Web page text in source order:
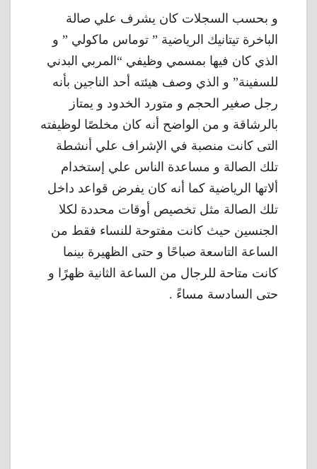
و بحسب السجلات كان يشرف علي صالة
الباخرة تيتانيك الرياضية ” توماس ماكولي ” و
الذي كان فيها بمسمي وظيفي “المربي البدني
للسفينة” و الذي وصف هيئته أحد الناجين بأنه
رجل صغير الحجم و متورد الخدود و يمتاز
بالرشاقة و من الواضح أنه كان مخلصًا لوظيفته
التى كانت منصبة في الإشراف علي أنشطة
تلك الصالة و مساعدة الناس علي إستخدام
ألاتها الرياضية كما أنه كان يفرض قواعد داخل
تلك الصالة مثل تخصيص أوقات محددة لكلا
الجنسين حيث كانت مفتوحة للنساء فقط من
الساعة التاسعة صباحًا و حتى الظهيرة بينما
كانت متاحة للرجال من الساعة الثانية ظهرًا و
حتى السادسة مساءً .